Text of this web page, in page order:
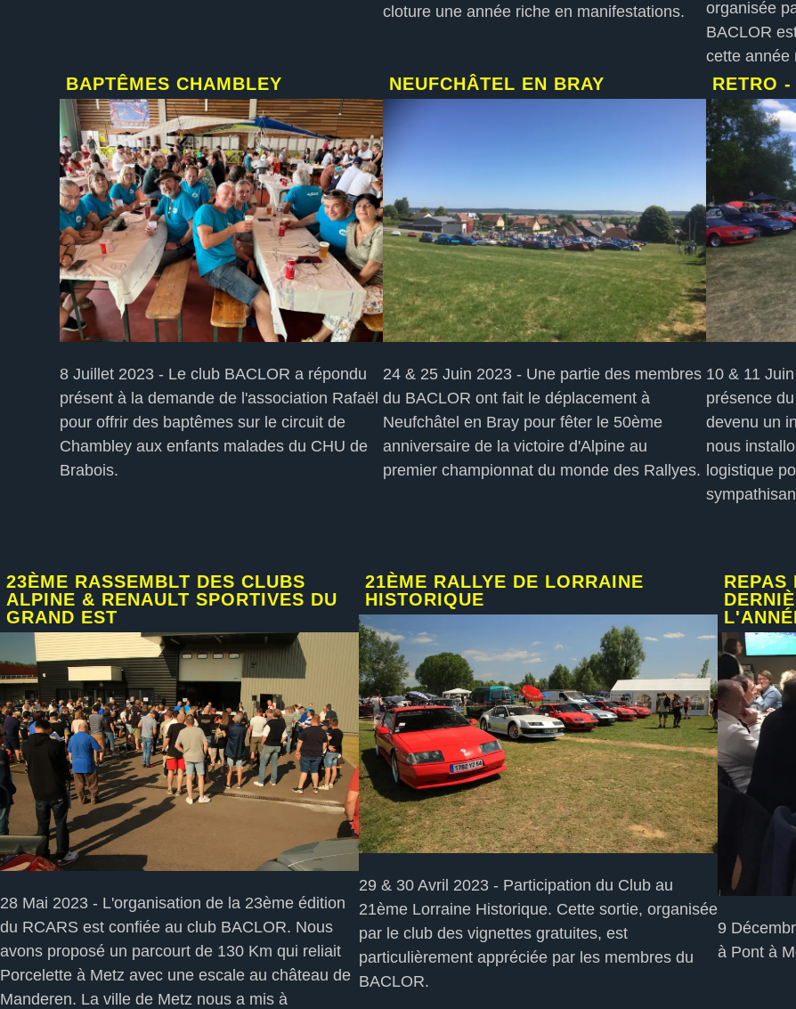
cloture une année riche en manifestations.
organisée
BACLOR
cette année
BAPTÊMES CHAMBLEY
8 Juillet 2023 - Le club BACLOR a répondu
présent à la demande de l'association Rafaël
pour offrir des baptêmes sur le circuit de
Chambley aux enfants malades du CHU de
Brabois.
NEUFCHÂTEL EN BRAY
24 & 25 Juin 2023 - Une partie des membres
du BACLOR ont fait le déplacement à
Neufchâtel en Bray pour fêter le 50ème
anniversaire de la victoire d'Alpine au
premier championnat du monde des Rallyes.
RETRO
10 & 11
présence
devenu un
nous
logistique
23ÈME RASSEMBLT DES CLUBS
ALPINE & RENAULT SPORTIVES DU
GRAND EST
28 Mai 2023 - L'organisation de la 23ème édition
du RCARS est confiée au club BACLOR. Nous
avons proposé un parcourt de 130 Km qui reliait
Porcelette à Metz avec une escale au château de
Manderen. La ville de Metz nous a mis à
21ÈME RALLYE DE LORRAINE
HISTORIQUE
29 & 30 Avril 2023 - Participation du Club au
21ème Lorraine Historique. Cette sortie, organisée
par le club des vignettes gratuites, est
particulièrement appréciée par les membres du
BACLOR.
REPAS
9
à Pont à